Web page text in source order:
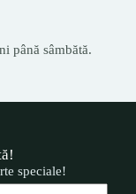
până sâmbătă.
speciale!